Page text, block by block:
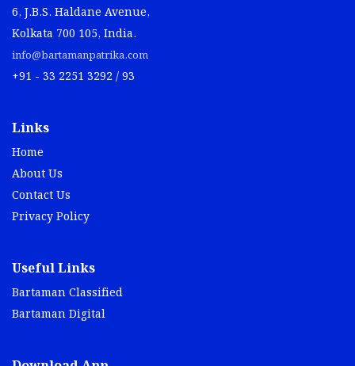
6, J.B.S. Haldane Avenue,
Kolkata 700 105, India.
info@bartamanpatrika.com
+91 - 33 2251 3292 / 93
Links
Home
About Us
Contact Us
Privacy Policy
Useful Links
Bartaman Classified
Bartaman Digital